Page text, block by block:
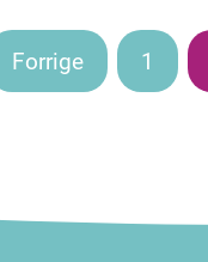
Forrige 1